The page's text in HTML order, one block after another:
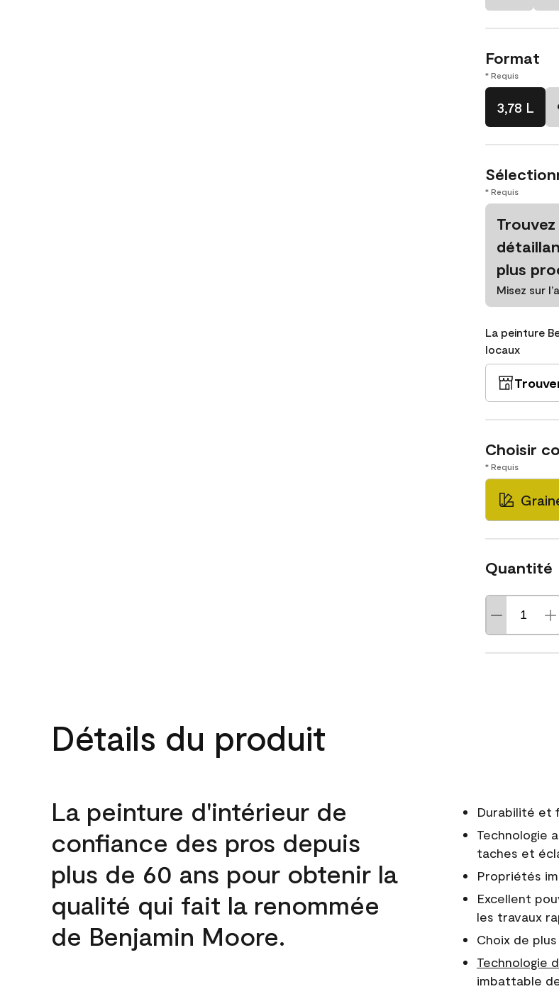
Format
* Requis
3,78 L
* Requis
Trouvez
plus
Misez sur
La peinture
locaux
Choisir
* Requis
Quantité
Détails du produit
La peinture d'intérieur de
confiance des pros depuis
plus de 60 ans pour obtenir la
qualité qui fait la renommée
de Benjamin Moore.
Durabilité et
Technologie
taches et
Propriétés
Excellent
les travaux
Choix de
Technologie
imbattable